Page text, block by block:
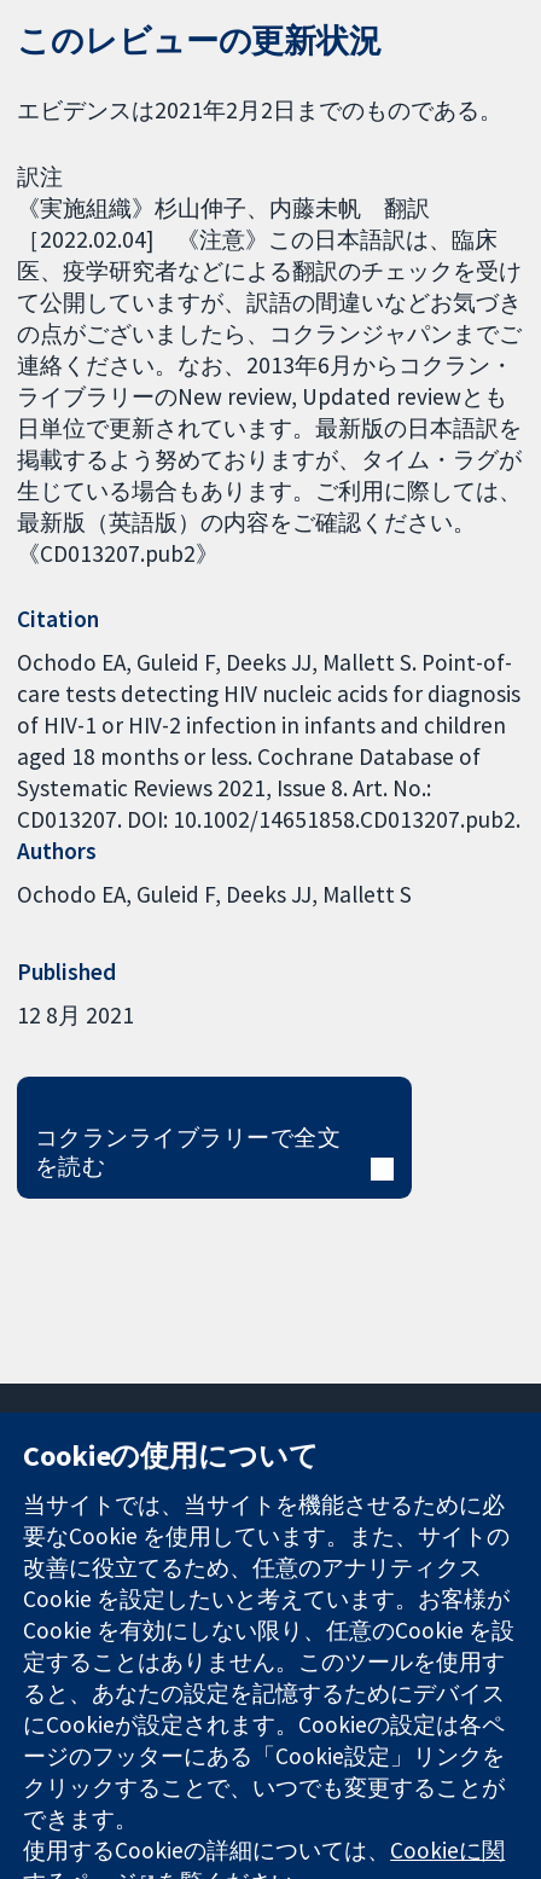
このレビューの更新状況
エビデンスは2021年2月2日までのものである。
訳注
《実施組織》杉山伸子、内藤未帆 翻訳
［2022.02.04] 《注意》この日本語訳は、臨床
医、疫学研究者などによる翻訳のチェックを受け
て公開していますが、訳語の間違いなどお気づき
の点がございましたら、コクランジャパンまでご
連絡ください。なお、2013年6月からコクラン・
ライブラリーのNew review, Updated reviewとも
日単位で更新されています。最新版の日本語訳を
掲載するよう努めておりますが、タイム・ラグが
生じている場合もあります。ご利用に際しては、
最新版（英語版）の内容をご確認ください。
《CD013207.pub2》
Citation
Ochodo EA, Guleid F, Deeks JJ, Mallett S. Point-of-
care tests detecting HIV nucleic acids for diagnosis
of HIV-1 or HIV-2 infection in infants and children
aged 18 months or less. Cochrane Database of
Systematic Reviews 2021, Issue 8. Art. No.:
CD013207. DOI: 10.1002/14651858.CD013207.pub2.
Authors
Ochodo EA Guleid F Deeks JJ Mallett S
Published
12 8月 2021
コクランライブラリーで全文
を読む
信頼できるエビ
デンスと
情報に基づく意
思決定により
健康のさらなる
向上へ
11-13 Cavendish
Square
London
W1G 0AN
United Kingdom
お問い合わせ
ニュース
広報
コクランにつ
いて
採用
Cochrane
Library
コクラン・コラボレーションは、イングランド及びウェールズ
に登録された慈善団体（登録番号 1045921）および保証有限責
任会社（登録番号 03044323）です。付加価値税登録番号 GB
718 2127 49
Cookieの使用について
当サイトでは、当サイトを機能させるために必
要なCookie を使用しています。また、サイトの
改善に役立てるため、任意のアナリティクス
Cookie を設定したいと考えています。お客様が
Cookie を有効にしない限り、任意のCookie を設
定することはありません。このツールを使用す
ると、あなたの設定を記憶するためにデバイス
にCookieが設定されます。Cookieの設定は各ペ
ージのフッターにある「Cookie設定」リンクを
クリックすることで、いつでも変更することが
できます。
使用するCookieの詳細については、 Cookieに関